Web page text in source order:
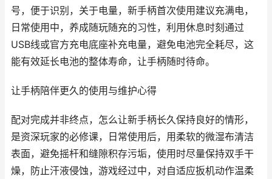
号，便于识别，关于电量，新手柄首次使用建议充满电，
日常使用中，养成随玩随充的习性，利用休息时刻通过
USB线或官方充电底座补充电量，避免电池完全耗尽，这
能有效延长电池的整体寿命，让手柄随时待命。
让手柄陪伴更久的使用与维护心得
配对完成并非终点，怎么让新手柄长久保持良好的情形，
是资深玩家的必修课，日常使用后，用柔软的微湿布清洁
表面，避免摇杆和缝隙积存污垢，使用时尽量保持双手干
燥，防止汗液侵蚀，游戏经过中，对自适应扳机动作温柔